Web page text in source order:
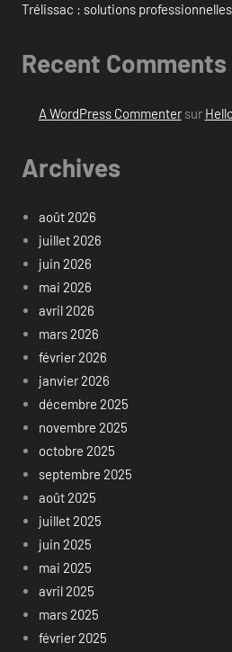
Trélissac : solutions professionnelles
Recent Comments
A WordPress Commentersur
Archives
août 2026
juillet 2026
juin 2026
mai 2026
avril 2026
mars 2026
février 2026
janvier 2026
décembre 2025
novembre 2025
octobre 2025
septembre 2025
août 2025
juillet 2025
juin 2025
mai 2025
avril 2025
mars 2025
février 2025